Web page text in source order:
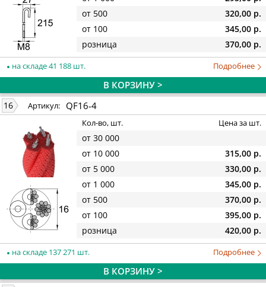
от 500
320,00 р.
от 100
345,00 р.
розница
370,00 р.
на складе 41 188 шт. Подробнее
В КОРЗИНУ >
16 Артикул: QF16-4
Кол-во, шт. Цена за шт.
от 30 000
от 10 000
315,00 р.
от 5 000
330,00 р.
от 1 000
345,00 р.
от 500
370,00 р.
от 100
395,00 р.
розница
420,00 р.
на складе 137 271 шт. Подробнее
В КОРЗИНУ >